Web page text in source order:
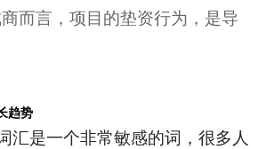
而言，项目的垫资行为，是导
趋势
是一个非常敏感的词，很多人